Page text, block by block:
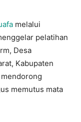
melalui
pelatihan
Desa
Kabupaten
memutus mata